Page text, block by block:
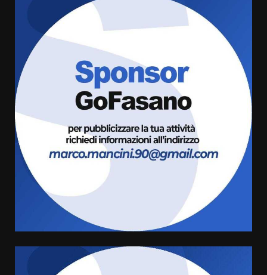
3
Grazia Neglia, coordinatrice
cittadina di Fratelli d’Italia,
pronta a tornare in Consiglio
comunale
6 Agosto 2026 08:00
Cura dei beni comuni e
cittadinanza attiva: online
l’avviso per la gestione
condivisa della Villetta di
Laureto
6 Agosto 2026 06:20
La magia del Minareto e la prima
assoluta de “L’Albergo
Belvedere. Il rapimento”
Serie D, l’Us Fasano è escluso
dal campionato